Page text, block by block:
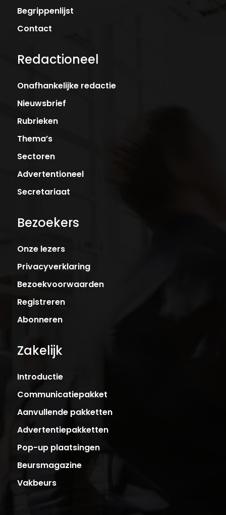
Begrippenlijst
Contact
Redactioneel
Onafhankelijke redactie
Nieuwsbrief
Rubrieken
Thema’s
Sectoren
Advertentioneel
Secretariaat
Bezoekers
Onze lezers
Privacyverklaring
Bezoekvoorwaarden
Registreren
Abonneren
Zakelijk
Introductie
Communicatiepakket
Aanvullende pakketten
Advertentiepakketten
Pop-up plaatsingen
Beursmagazine
Vakbeurs